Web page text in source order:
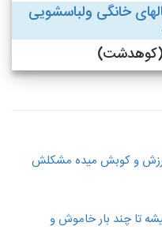
خانگی ولباسشویی
و کوبش میده مشکلش
تا چند بار خاموش و